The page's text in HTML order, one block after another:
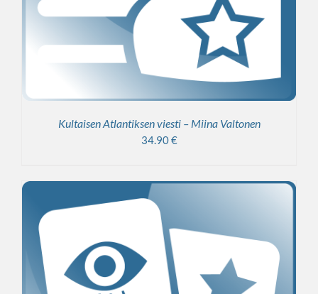
Kultaisen Atlantiksen viesti – Miina Valtonen
34.90€